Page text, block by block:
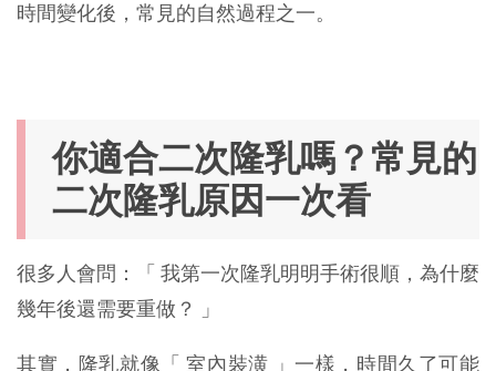
時間變化後，常見的自然過程之一。
你適合二次隆乳嗎？常見的
二次隆乳原因一次看
很多人會問：「 我第一次隆乳明明手術很順，為什麼
幾年後還需要重做？ 」
其實，隆乳就像「 室內裝潢 」一樣，時間久了可能